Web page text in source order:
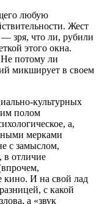
любую
Жест
зря, что ли, рубили
этого окна.
потому ли
микширует в своем
культурных
полом
а,
мерками
с замыслом,
в отличие
кино. И на свой лад
с какой
а «звук